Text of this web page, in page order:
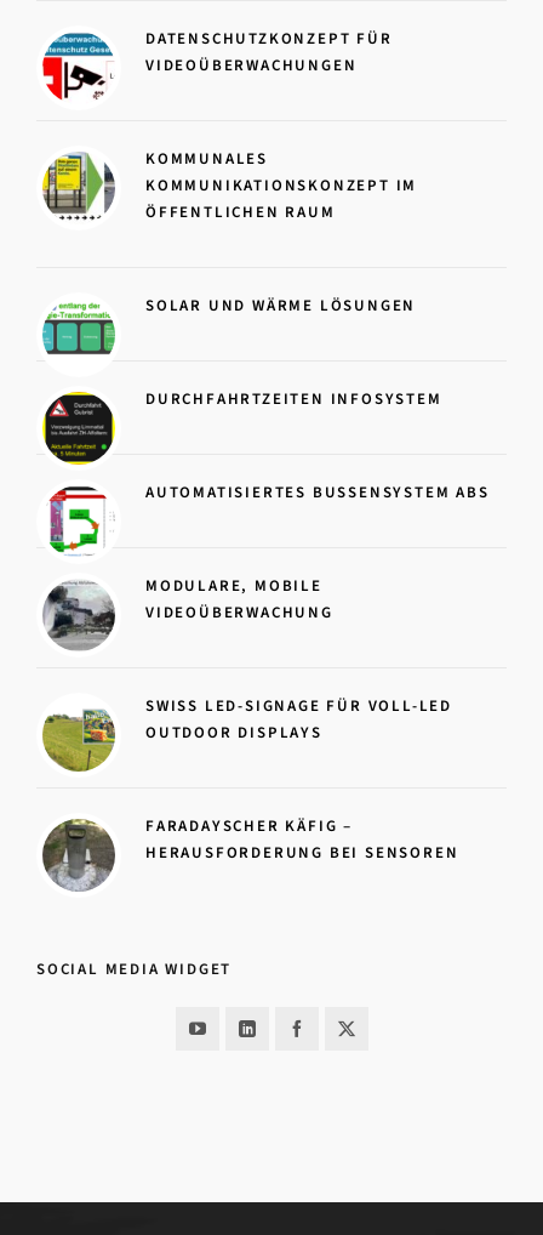
DATENSCHUTZKONZEPT FÜR
VIDEOÜBERWACHUNGEN
KOMMUNALES
KOMMUNIKATIONSKONZEPT IM
ÖFFENTLICHEN RAUM
SOLAR UND WÄRME LÖSUNGEN
DURCHFAHRTZEITEN INFOSYSTEM
AUTOMATISIERTES BUSSENSYSTEM ABS
MODULARE, MOBILE
VIDEOÜBERWACHUNG
SWISS LED-SIGNAGE FÜR VOLL-LED
OUTDOOR DISPLAYS
FARADAYSCHER KÄFIG –
HERAUSFORDERUNG BEI SENSOREN
SOCIAL MEDIA WIDGET